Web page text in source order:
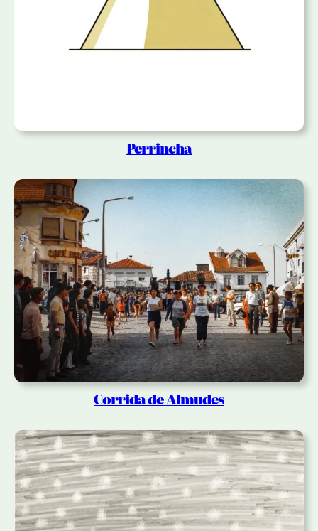
Perrincha
Corrida de Almudes